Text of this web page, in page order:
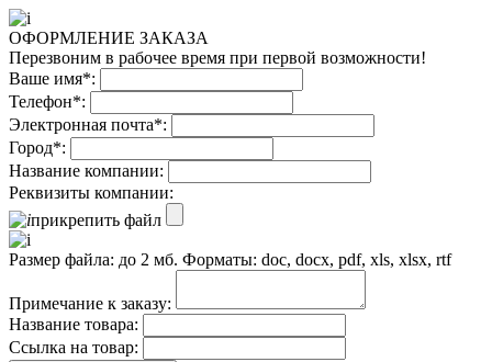
ОФОРМЛЕНИЕ ЗАКАЗА
Перезвоним в рабочее время при первой возможности!
Ваше имя*:
Телефон*:
Электронная почта*:
Город*:
Название компании:
Реквизиты компании:
прикрепить файл
Размер файла: до 2 мб. Форматы: doc, docx, pdf, xls, xlsx, rtf
Примечание к заказу:
Название товара:
Ссылка на товар: